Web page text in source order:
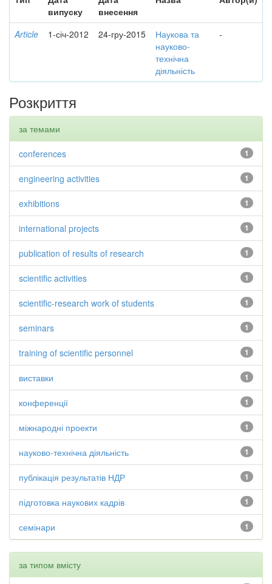
випуску
внесення
Article 1-січ-2012 24-гру-2015
Наукова та
науково-
технічна
діяльність
-
Розкриття
за темами
1
conferences
1
engineering activities
1
exhibitions
1
international projects
1
publication of results of research
1
scientific activities
1
scientific-research work of students
1
seminars
1
training of scientific personnel
1
виставки
1
конференції
1
міжнародні проекти
1
науково-технічна діяльність
1
публікація результатів НДР
1
підготовка наукових кадрів
1
семінари
за типом вмісту